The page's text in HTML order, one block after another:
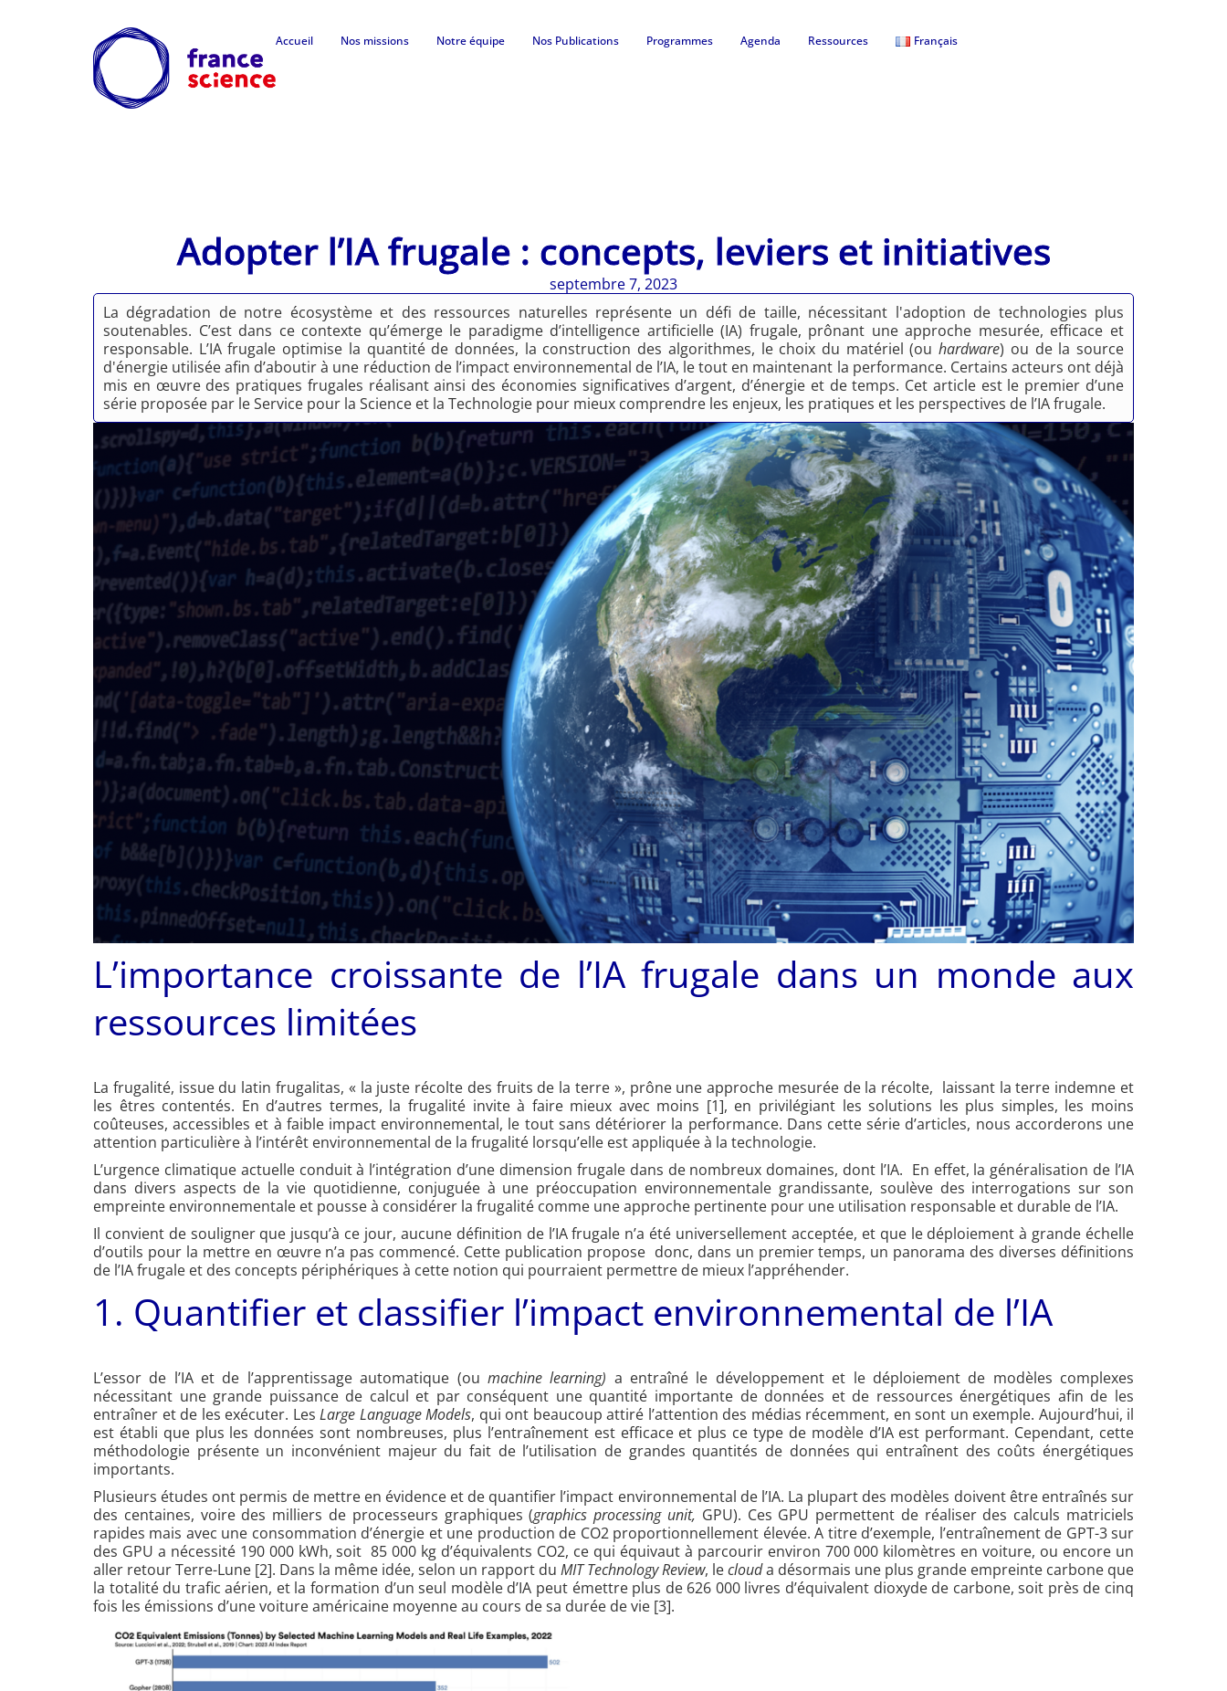
Accueil Nos missions Notre équipe Nos Publications Programmes Agenda Ressources Français
Adopter l’IA frugale : concepts, leviers et initiatives
septembre 7, 2023
La dégradation de notre écosystème et des ressources naturelles représente un défi de taille, nécessitant l'adoption de technologies plus
soutenables. C’est dans ce contexte qu’émerge le paradigme d’intelligence artificielle (IA) frugale, prônant une approche mesurée, efficace et
responsable. L’IA frugale optimise la quantité de données, la construction des algorithmes, le choix du matériel (ouhardware) ou de la source
d'énergie utilisée afin d’aboutir à une réduction de l’impact environnemental de l’IA, le tout en maintenant la performance. Certains acteurs ont déjà
mis en œuvre des pratiques frugales réalisant ainsi des économies significatives d’argent, d’énergie et de temps. Cet article est le premier d’une
série proposée par le Service pour la Science et la Technologie pour mieux comprendre les enjeux, les pratiques et les perspectives de l’IA frugale.
L’importance croissante de l’IA frugale dans un monde aux
ressources limitées
La frugalité, issue du latin frugalitas, « la juste récolte des fruits de la terre », prône une approche mesurée de la récolte, laissant la terre indemne et
les êtres contentés. En d’autres termes, la frugalité invite à faire mieux avec moins [1], en privilégiant les solutions les plus simples, les moins
coûteuses, accessibles et à faible impact environnemental, le tout sans détériorer la performance. Dans cette série d’articles, nous accorderons une
attention particulière à l’intérêt environnemental de la frugalité lorsqu’elle est appliquée à la technologie.
L’urgence climatique actuelle conduit à l’intégration d’une dimension frugale dans de nombreux domaines, dont l’IA. En effet, la généralisation de l’IA
dans divers aspects de la vie quotidienne, conjuguée à une préoccupation environnementale grandissante, soulève des interrogations sur son
empreinte environnementale et pousse à considérer la frugalité comme une approche pertinente pour une utilisation responsable et durable de l’IA.
Il convient de souligner que jusqu’à ce jour, aucune définition de l’IA frugale n’a été universellement acceptée, et que le déploiement à grande échelle
d’outils pour la mettre en œuvre n’a pas commencé. Cette publication propose donc, dans un premier temps, un panorama des diverses définitions
de l’IA frugale et des concepts périphériques à cette notion qui pourraient permettre de mieux l’appréhender.
1. Quantifier et classifier l’impact environnemental de l’IA
L’essor de l’IA et de l’apprentissage automatique (ou machine learning) a entraîné le développement et le déploiement de modèles complexes
nécessitant une grande puissance de calcul et par conséquent une quantité importante de données et de ressources énergétiques afin de les
entraîner et de les exécuter. Les Large Language Models, qui ont beaucoup attiré l’attention des médias récemment, en sont un exemple. Aujourd’hui, il
est établi que plus les données sont nombreuses, plus l’entraînement est efficace et plus ce type de modèle d’IA est performant. Cependant, cette
méthodologie présente un inconvénient majeur du fait de l’utilisation de grandes quantités de données qui entraînent des coûts énergétiques
importants.
Plusieurs études ont permis de mettre en évidence et de quantifier l’impact environnemental de l’IA. La plupart des modèles doivent être entraînés sur
des centaines, voire des milliers de processeurs graphiques (graphics processing unit, GPU). Ces GPU permettent de réaliser des calculs matriciels
rapides mais avec une consommation d’énergie et une production de CO2 proportionnellement élevée. A titre d’exemple, l’entraînement de GPT-3 sur
des GPU a nécessité 190 000 kWh, soit 85 000 kg d’équivalents CO2, ce qui équivaut à parcourir environ 700 000 kilomètres en voiture, ou encore un
aller retour Terre-Lune [2]. Dans la même idée, selon un rapport du MIT Technology Review, leclouda désormais une plus grande empreinte carbone que
la totalité du trafic aérien, et la formation d’un seul modèle d’IA peut émettre plus de 626 000 livres d’équivalent dioxyde de carbone, soit près de cinq
fois les émissions d’une voiture américaine moyenne au cours de sa durée de vie [3].